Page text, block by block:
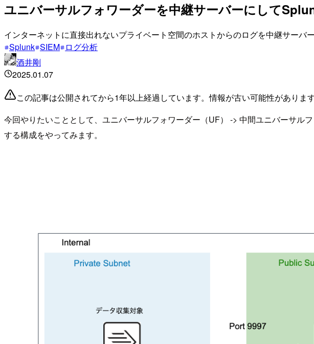
ユニバーサルフォワーダーを中継サーバーにして
インターネットに直接出れないプライベート空間のホストからのログを中継サーバ
Splunk SIEM ログ分析
酒井剛
2025.01.07
この記事は公開されてから1年以上経過しています。情報が古い可能性がありま
今回やりたいこととして、ユニバーサルフォワーダー（UF） -> 中間ユニバーサ
する構成をやってみます。